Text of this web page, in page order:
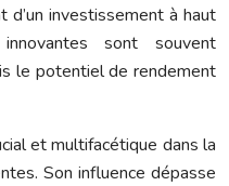
d’un investissement à haut
sont souvent
le potentiel de rendement
et multifacétique dans la
Son influence dépasse